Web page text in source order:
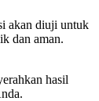
akan diuji untuk
dan aman.
hasil